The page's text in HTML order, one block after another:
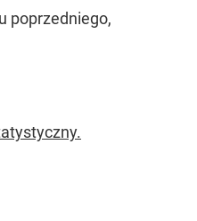
poprzedniego,